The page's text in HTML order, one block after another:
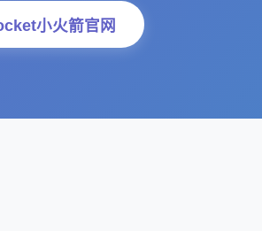
小火箭官网